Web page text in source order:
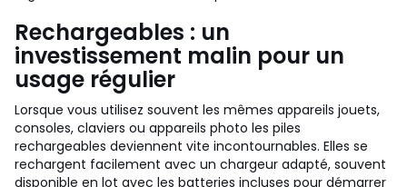
Rechargeables : un
investissement malin pour un
usage régulier
Lorsque vous utilisez souvent les mêmes appareils jouets,
consoles, claviers ou appareils photo les piles
rechargeables deviennent vite incontournables. Elles se
rechargent facilement avec un chargeur adapté, souvent
disponible en lot avec les batteries incluses pour démarrer